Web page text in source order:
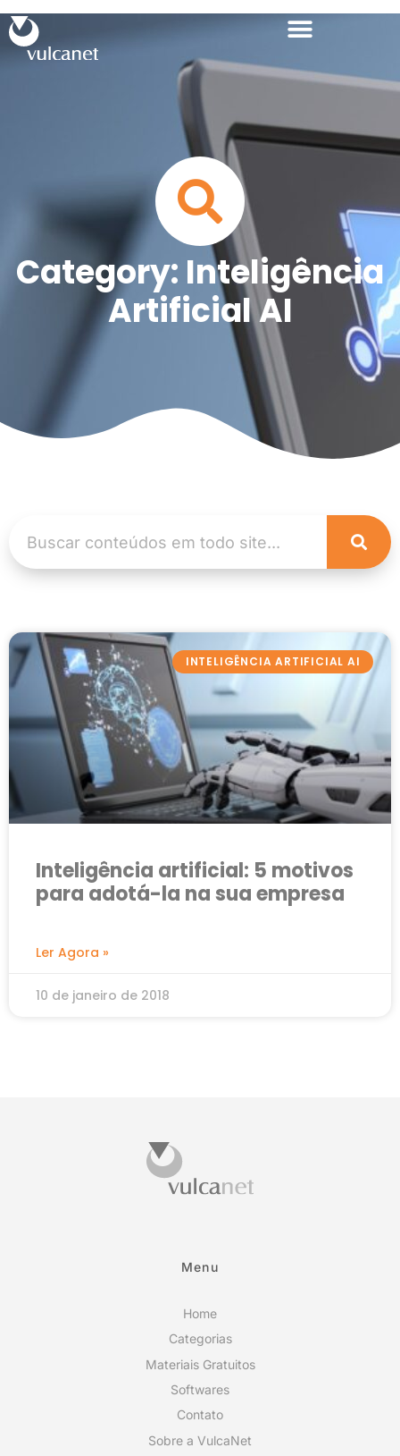
Category: Inteligência
Artificial AI
INTELIGÊNCIA ARTIFICIAL AI
Inteligência artificial: 5 motivos
para adotá-la na sua empresa
Ler Agora »
10 de janeiro de 2018
Menu
Home
Categorias
Materiais Gratuitos
Softwares
Contato
Sobre a VulcaNet